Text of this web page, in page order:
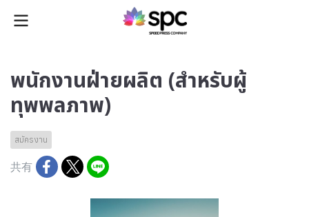
พนักงานฝ่ายผลิต (สำหรับผู้
ทุพพลภาพ)
สมัครงาน
共有